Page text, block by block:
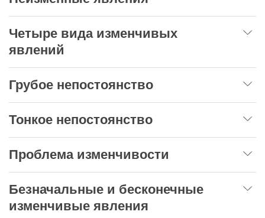
Четыре вида изменчивых
явлений
Грубое непостоянство
Тонкое непостоянство
Проблема изменчивости
Безначальные и бесконечные
изменчивые явления